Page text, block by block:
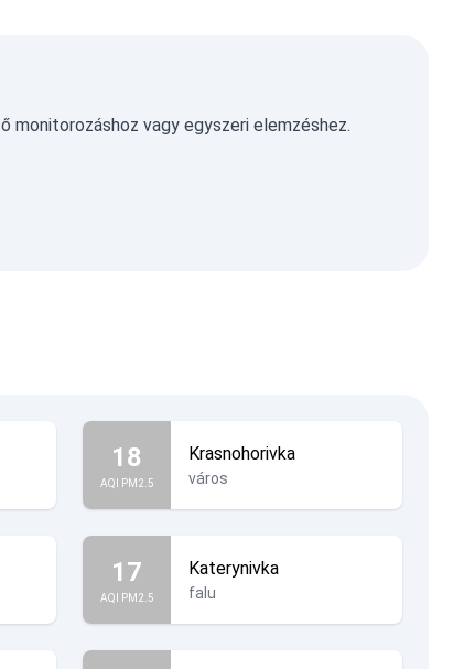
monitorozáshoz vagy egyszeri elemzéshez.
18
AQI PM2.5
Krasnohorivka
város
17
AQI PM2.5
Katerynivka
falu